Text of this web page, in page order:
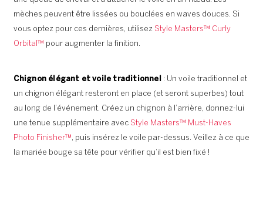
mèches peuvent être lissées ou bouclées en waves douces. Si
vous optez pour ces dernières, utilisez Style Masters™ Curly
Orbital™ pour augmenter la finition.
Chignon élégant et voile traditionnel
: Un voile traditionnel et
un chignon élégant resteront en place (et seront superbes) tout
au long de l’événement. Créez un chignon à l’arrière, donnez-lui
une tenue supplémentaire avec Style Masters™ Must-Haves
Photo Finisher™, puis insérez le voile par-dessus. Veillez à ce que
la mariée bouge sa tête pour vérifier qu’il est bien fixé !